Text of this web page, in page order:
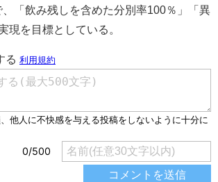
「飲み残しを含めた分別率100％」「異
現を目標としている。